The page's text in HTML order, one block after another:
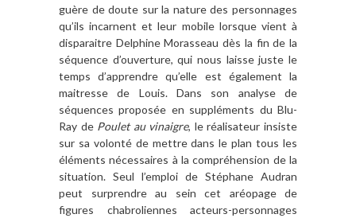
guère de doute sur la nature des personnages
qu’ils incarnent et leur mobile lorsque vient à
disparaitre Delphine Morasseau dès la fin de la
séquence d’ouverture, qui nous laisse juste le
temps d’apprendre qu’elle est également la
maitresse de Louis. Dans son analyse de
séquences proposée en suppléments du Blu-
Ray de Poulet au vinaigre, le réalisateur insiste
sur sa volonté de mettre dans le plan tous les
éléments nécessaires à la compréhension de la
situation. Seul l’emploi de Stéphane Audran
peut surprendre au sein cet aréopage de
figures chabroliennes acteurs-personnages